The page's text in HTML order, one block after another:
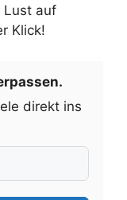
Lust auf
Klick!
direkt ins